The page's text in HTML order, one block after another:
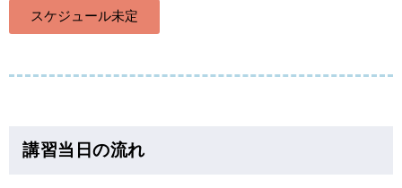
スケジュール未定
講習当日の流れ